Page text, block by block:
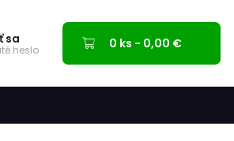
sa
heslo 0 ks - 0,00 €